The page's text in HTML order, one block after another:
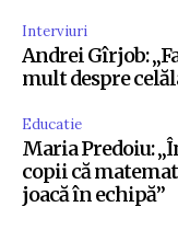
Interviuri
Andrei Gîrjob:
mult despre
Educatie
Maria Predoiu:
copii că
joacă în echipă”